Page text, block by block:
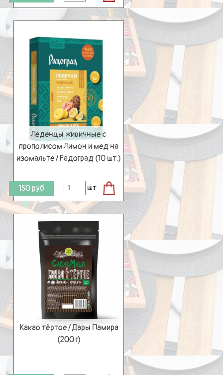
Леденцы живичные с
прополисом Лимон и мед на
изомальте / Радоград (10 шт.)
150 руб шт
Какао тёртое / Дары Памира
(200 г)